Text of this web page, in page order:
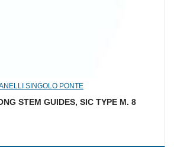
SINGOLO PONTE
STEM GUIDES, SIC TYPE M. 8